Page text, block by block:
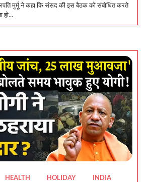
मुर्मू ने कहा कि संसद की इस बैठक को संबोधित करते
हो…
HEALTH HOLIDAY INDIA